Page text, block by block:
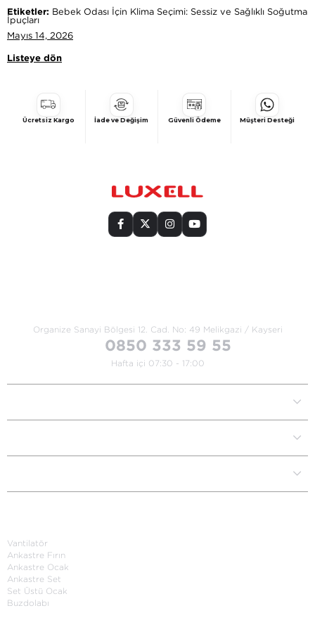
Etiketler: Bebek Odası İçin Klima Seçimi: Sessiz ve Sağlıklı Soğutma
İpuçları
Mayıs 14, 2026
Listeye dön
Ücretsiz Kargo İade ve Değişim Güvenli Ödeme Müşteri Desteği
Organize Sanayi Bölgesi 12. Cad. No: 49 Melikgazi / Kayseri
0850 333 59 55
Hafta içi 07:30 - 17:00
Vantilatör
Ankastre Fırın
Ankastre Ocak
Ankastre Set
Set Üstü Ocak
Buzdolabı